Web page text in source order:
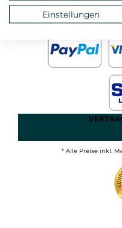
IMPRESSUM
* Alle Preise inkl.
Einstellungen